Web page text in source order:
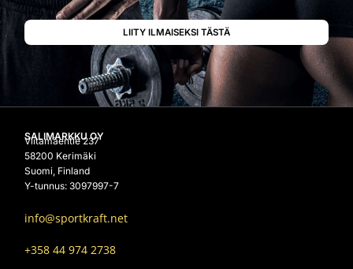
SALIMARKKU OY
Viitamäentie 237
58200 Kerimäki
Suomi, Finland
Y-tunnus: 3097997-7
info@sportkraft.net
+358 44 974 2738